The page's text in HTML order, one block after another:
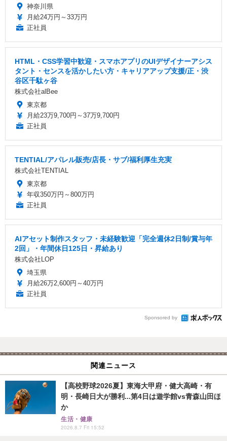
神奈川県
月給24万円～33万円
正社員
HTML・CSS学習中歓迎・スマホアプリのUIデザイナーアシス
タント・センスを活かしたい方・キャリアアップ支援/正・渋
⾕区千駄ヶ⾕
株式会社alBee
東京都
月給23万9,700円～37万9,700円
正社員
TENTIAL/アパレル販売/店長・サブ/福利厚生充実
株式会社TENTIAL
東京都
年収350万円～800万円
正社員
AIアセット制作スタッフ・未経験歓迎「完全週休2日制/賞与年
2回」・年間休日125日・昇給あり
株式会社LOP
埼玉県
月給26万2,600円～40万円
正社員
Sponsored by
関連ニュース
【高校野球2026夏】東海大甲府・健大高崎・有
明・長崎日大が勝利...第4日は遊学館vs青森山田ほ
か
生活・健康
2026.8.7 Fri 15:52